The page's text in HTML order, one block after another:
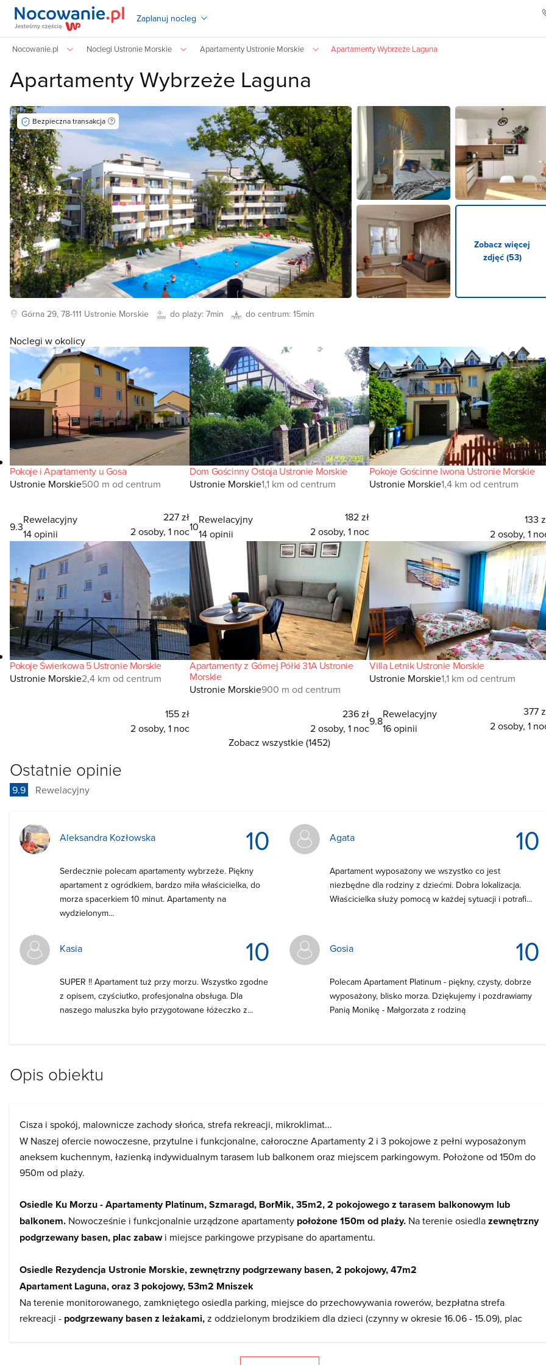
Zaplanuj nocleg
Nocowanie.pl Noclegi Ustronie Morskie Apartamenty Ustronie Morskie Apartamenty Wybrzeże Laguna
Apartamenty Wybrzeże Laguna
Zobacz więcej
zdjęć (53)
Bezpieczna transakcja
Górna29, 78-111 Ustronie Morskie do plaży:7min do centrum:15min
Noclegi w okolicy
Pokoje i Apartamenty u Gosa
Ustronie Morskie500 m od centrum
9.3
Rewelacyjny
14 opinii
227 zł
2 osoby, 1 noc
Dom Gościnny Ostoja Ustronie Morskie
Ustronie Morskie1,1 km od centrum
10
Rewelacyjny
14 opinii
182 zł
2 osoby, 1 noc
Pokoje Gościnne Iwona Ustronie Morskie
Ustronie Morskie1,4 km od centrum
133
2 osoby, 1
Pokoje Świerkowa 5 Ustronie Morskie
Ustronie Morskie2,4 km od centrum
155 zł
2 osoby, 1 noc
Apartamenty z Górnej Półki 31A Ustronie
Morskie
Ustronie Morskie900 m od centrum
236 zł
2 osoby, 1 noc
Villa Letnik Ustronie Morskie
Ustronie Morskie1,1 km od centrum
9.8
Rewelacyjny
16 opinii
377
2 osoby, 1
Zobacz wszystkie (1452)
Ostatnie opinie
9.9 Rewelacyjny
10
Aleksandra Kozłowska
Serdecznie polecam apartamenty wybrzeże. Piękny
apartament z ogródkiem, bardzo miła właścicielka, do
morza spacerkiem 10 minut. Apartamenty na
wydzielonym...
10
Agata
Apartament wyposażony we wszystko co jest
niezbędne dla rodziny z dziećmi. Dobra lokalizacja.
Właścicielka służy pomocą w każdej sytuacji i potrafi...
10
Kasia
SUPER !! Apartament tuż przy morzu. Wszystko zgodne
z opisem, czyściutko, profesjonalna obsługa. Dla
naszego maluszka było przygotowane łóżeczko z...
10
Gosia
Polecam Apartament Platinum - piękny, czysty, dobrze
wyposażony, blisko morza. Dziękujemy i pozdrawiamy
Panią Monikę - Małgorzata z rodziną
Opis obiektu
Cisza i spokój, malownicze zachody słońca, strefa rekreacji, mikroklimat...
W Naszej ofercie nowoczesne, przytulne i funkcjonalne, całoroczne Apartamenty 2 i 3 pokojowe z pełni wyposażonym
aneksem kuchennym, łazienką indywidualnym tarasem lub balkonem oraz miejscem parkingowym. Położone od 150m do
950m od plaży.
Osiedle Ku Morzu - Apartamenty Platinum, Szmaragd, BorMik, 35m2, 2 pokojowego z tarasem balkonowym lub
balkonem. Nowocześnie i funkcjonalnie urządzone apartamenty położone 150m od plaży. Na terenie osiedlazewnętrzny
podgrzewany basen, plac zabawi miejsce parkingowe przypisane do apartamentu.
Osiedle Rezydencja Ustronie Morskie, zewnętrzny podgrzewany basen, 2 pokojowy, 47m2
Apartament Laguna, oraz 3 pokojowy, 53m2 Mniszek
Na terenie monitorowanego, zamkniętego osiedla parking, miejsce do przechowywania rowerów, bezpłatna strefa
rekreacji - podgrzewany basen z leżakami,z oddzielonym brodzikiem dla dzieci (czynny w okresie 16.06 - 15.09), plac